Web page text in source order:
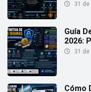
31
Guía
2026:
31
Cómo